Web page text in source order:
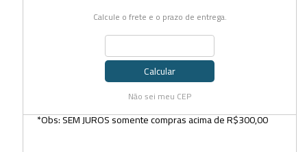
Calcule o frete e o prazo de entrega.
Calcular
Não sei meu CEP
*Obs: SEM JUROS somente compras acima de R$300,00